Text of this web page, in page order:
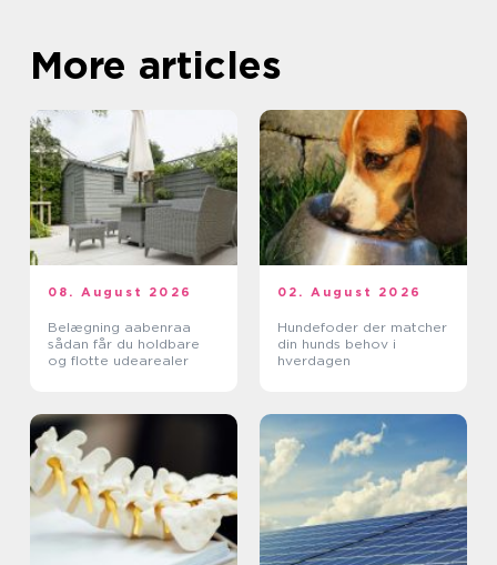
More articles
08. August 2026
Belægning aabenraa
sådan får du holdbare
og flotte udearealer
02. August 2026
Hundefoder der matcher
din hunds behov i
hverdagen